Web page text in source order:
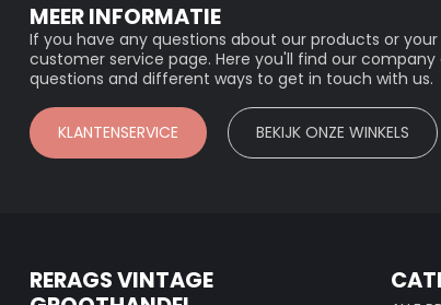
MEER INFORMATIE
If you have any questions about our products or
customer service page. Here you'll find our
questions and different ways to get in touch with us.
KLANTENSERVICE BEKIJK ONZE WINKELS
RERAGS VINTAGE